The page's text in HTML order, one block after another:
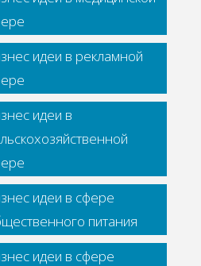
идеи в рекламной
идеи в
идеи в сфере
питания
идеи в сфере